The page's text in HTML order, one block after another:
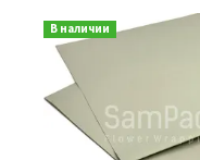
В наличии